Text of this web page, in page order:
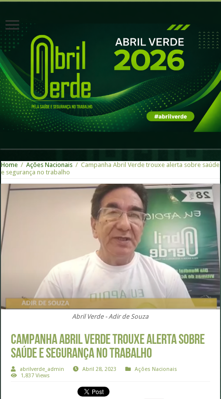
Home / Ações Nacionais / Campanha Abril Verde trouxe alerta sobre saúde
e segurança no trabalho
Abril Verde - Adir de Souza
Campanha Abril Verde trouxe alerta sobre
saúde e segurança no trabalho
abrilverde_admin Abril 28, 2023
Ações Nacionais
1,837 Views